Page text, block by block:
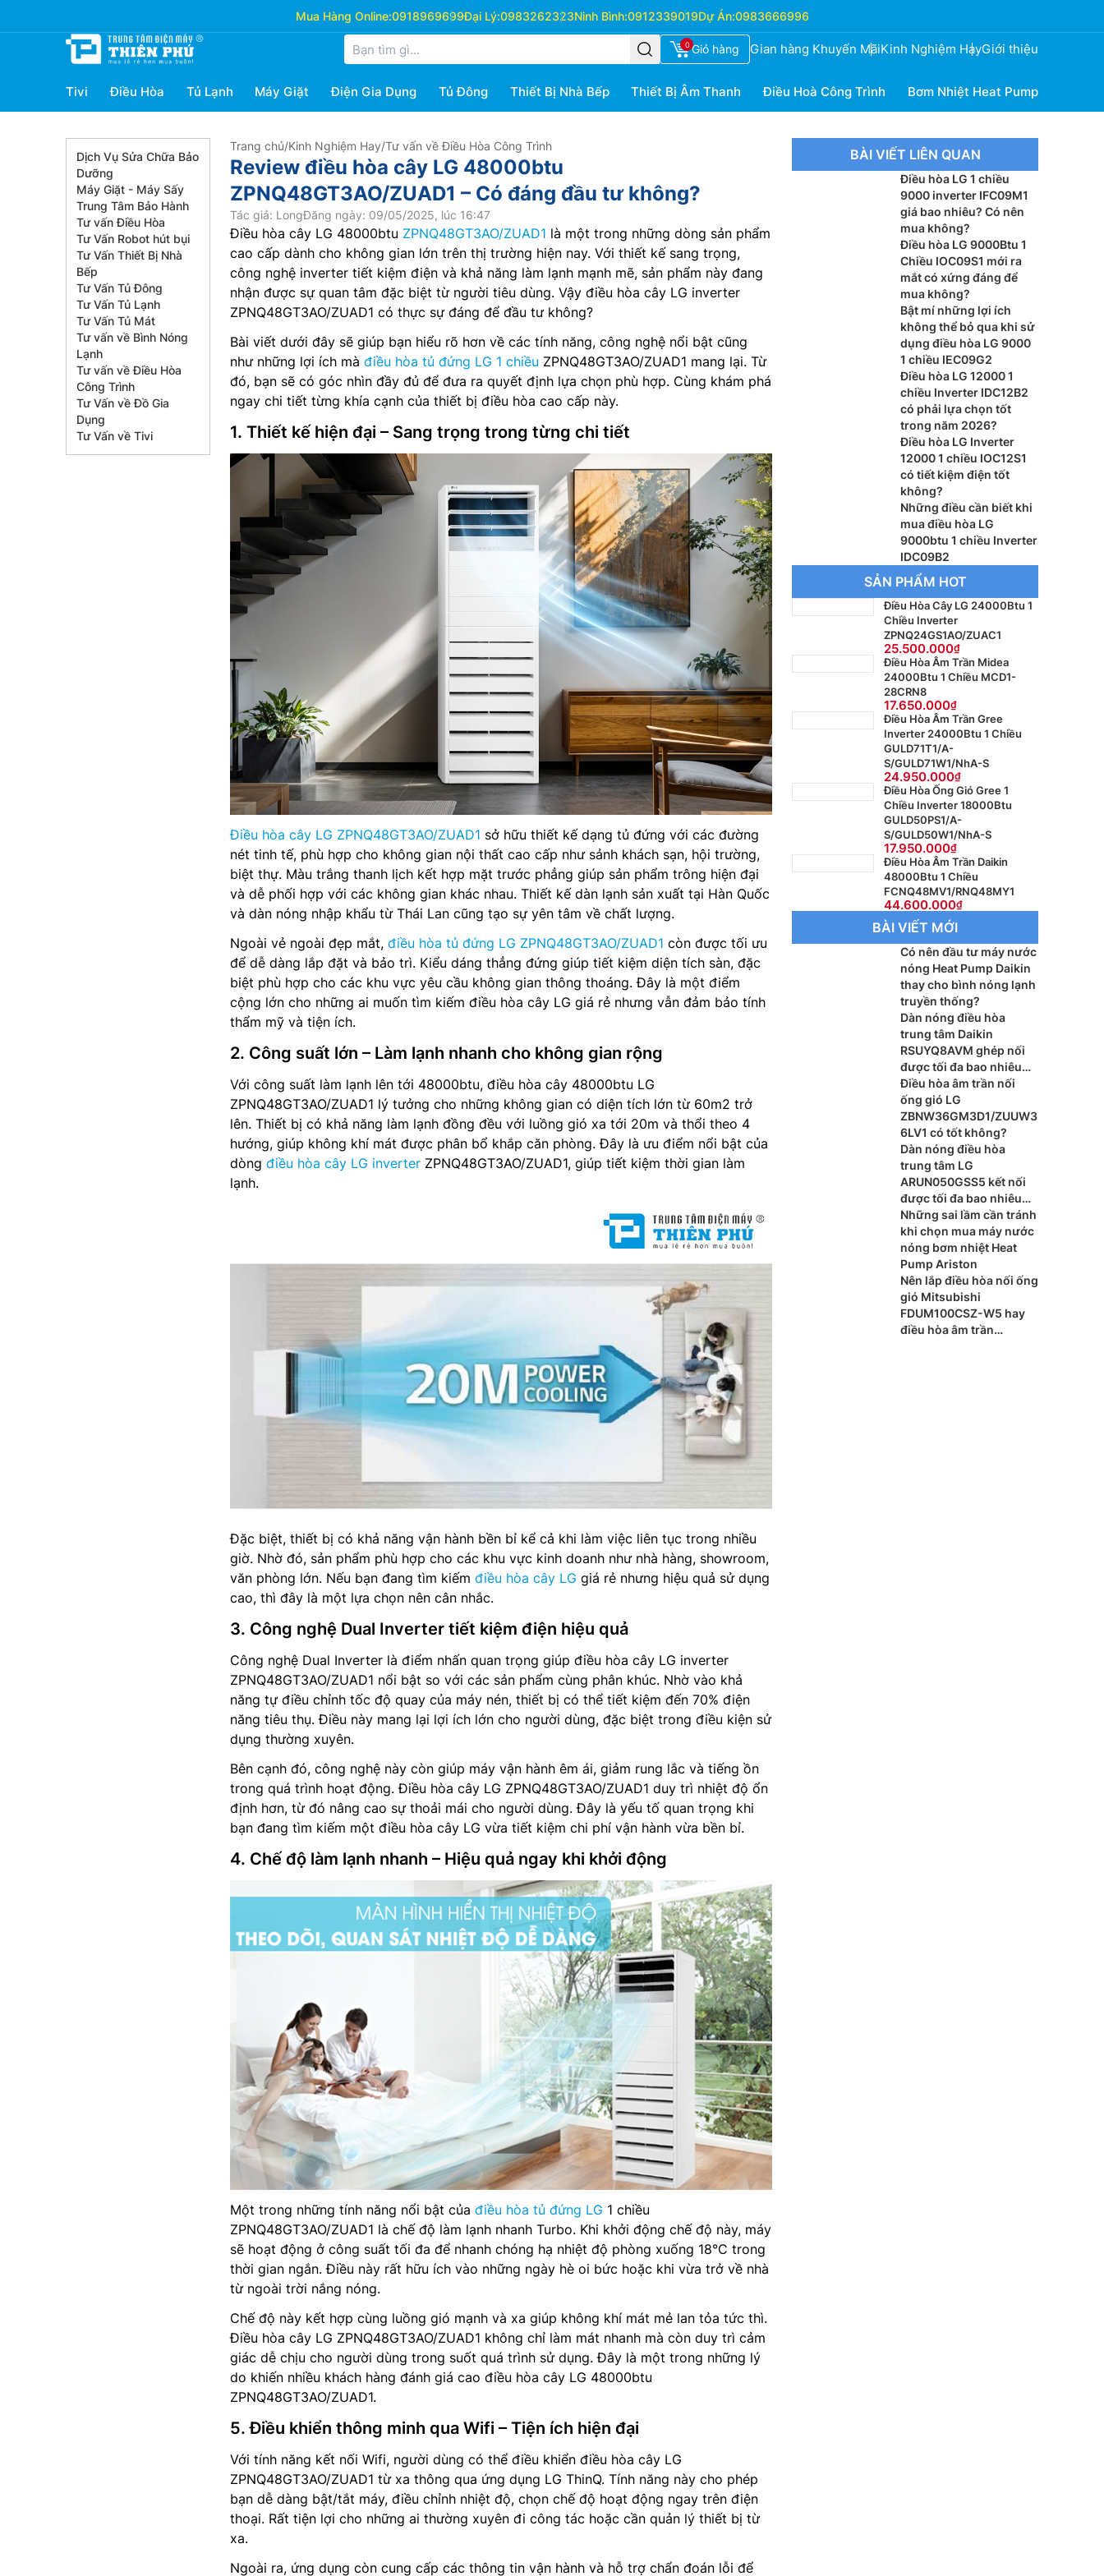
Mua Hàng Online:0918969699Đại Lý:0983262323Ninh Bình:0912339019Dự Án:0983666996
0 Giỏ hàng Gian hàng Khuyến MãiKinh Nghiệm HayGiới thiệu
Tivi Điều Hòa Tủ Lạnh Máy Giặt Điện Gia Dụng Tủ Đông Thiết Bị Nhà Bếp Thiết Bị Âm Thanh Điều Hoà Công Trình Bơm Nhiệt Heat Pump
Dịch Vụ Sửa Chữa Bảo
Dưỡng
Máy Giặt - Máy Sấy
Trung Tâm Bảo Hành
Tư vấn Điều Hòa
Tư Vấn Robot hút bụi
Tư Vấn Thiết Bị Nhà
Bếp
Tư Vấn Tủ Đông
Tư Vấn Tủ Lạnh
Tư Vấn Tủ Mát
Tư vấn về Bình Nóng
Lạnh
Tư vấn về Điều Hòa
Công Trình
Tư Vấn về Đồ Gia
Dụng
Tư Vấn về Tivi
Trang chủ/Kinh Nghiệm Hay/Tư vấn về Điều Hòa Công Trình
Review điều hòa cây LG 48000btu
ZPNQ48GT3AO/ZUAD1 – Có đáng đầu tư không?
Tác giả: LongĐăng ngày: 09/05/2025, lúc 16:47
Điều hòa cây LG 48000btu ZPNQ48GT3AO/ZUAD1 là một trong những dòng sản phẩm
cao cấp dành cho không gian lớn trên thị trường hiện nay. Với thiết kế sang trọng,
công nghệ inverter tiết kiệm điện và khả năng làm lạnh mạnh mẽ, sản phẩm này đang
nhận được sự quan tâm đặc biệt từ người tiêu dùng. Vậy điều hòa cây LG inverter
ZPNQ48GT3AO/ZUAD1 có thực sự đáng để đầu tư không?
Bài viết dưới đây sẽ giúp bạn hiểu rõ hơn về các tính năng, công nghệ nổi bật cũng
như những lợi ích mà điều hòa tủ đứng LG 1 chiều ZPNQ48GT3AO/ZUAD1 mang lại. Từ
đó, bạn sẽ có góc nhìn đầy đủ để đưa ra quyết định lựa chọn phù hợp. Cùng khám phá
ngay chi tiết từng khía cạnh của thiết bị điều hòa cao cấp này.
1. Thiết kế hiện đại – Sang trọng trong từng chi tiết
Điều hòa cây LG ZPNQ48GT3AO/ZUAD1 sở hữu thiết kế dạng tủ đứng với các đường
nét tinh tế, phù hợp cho không gian nội thất cao cấp như sảnh khách sạn, hội trường,
biệt thự. Màu trắng thanh lịch kết hợp mặt trước phẳng giúp sản phẩm trông hiện đại
và dễ phối hợp với các không gian khác nhau. Thiết kế dàn lạnh sản xuất tại Hàn Quốc
và dàn nóng nhập khẩu từ Thái Lan cũng tạo sự yên tâm về chất lượng.
Ngoài vẻ ngoài đẹp mắt, điều hòa tủ đứng LG ZPNQ48GT3AO/ZUAD1 còn được tối ưu
để dễ dàng lắp đặt và bảo trì. Kiểu dáng thẳng đứng giúp tiết kiệm diện tích sàn, đặc
biệt phù hợp cho các khu vực yêu cầu không gian thông thoáng. Đây là một điểm
cộng lớn cho những ai muốn tìm kiếm điều hòa cây LG giá rẻ nhưng vẫn đảm bảo tính
thẩm mỹ và tiện ích.
2. Công suất lớn – Làm lạnh nhanh cho không gian rộng
Với công suất làm lạnh lên tới 48000btu, điều hòa cây 48000btu LG
ZPNQ48GT3AO/ZUAD1 lý tưởng cho những không gian có diện tích lớn từ 60m2 trở
lên. Thiết bị có khả năng làm lạnh đồng đều với luồng gió xa tới 20m và thổi theo 4
hướng, giúp không khí mát được phân bổ khắp căn phòng. Đây là ưu điểm nổi bật của
dòng điều hòa cây LG inverter ZPNQ48GT3AO/ZUAD1, giúp tiết kiệm thời gian làm
lạnh.
Đặc biệt, thiết bị có khả năng vận hành bền bỉ kể cả khi làm việc liên tục trong nhiều
giờ. Nhờ đó, sản phẩm phù hợp cho các khu vực kinh doanh như nhà hàng, showroom,
văn phòng lớn. Nếu bạn đang tìm kiếm điều hòa cây LG giá rẻ nhưng hiệu quả sử dụng
cao, thì đây là một lựa chọn nên cân nhắc.
3. Công nghệ Dual Inverter tiết kiệm điện hiệu quả
Công nghệ Dual Inverter là điểm nhấn quan trọng giúp điều hòa cây LG inverter
ZPNQ48GT3AO/ZUAD1 nổi bật so với các sản phẩm cùng phân khúc. Nhờ vào khả
năng tự điều chỉnh tốc độ quay của máy nén, thiết bị có thể tiết kiệm đến 70% điện
năng tiêu thụ. Điều này mang lại lợi ích lớn cho người dùng, đặc biệt trong điều kiện sử
dụng thường xuyên.
Bên cạnh đó, công nghệ này còn giúp máy vận hành êm ái, giảm rung lắc và tiếng ồn
trong quá trình hoạt động. Điều hòa cây LG ZPNQ48GT3AO/ZUAD1 duy trì nhiệt độ ổn
định hơn, từ đó nâng cao sự thoải mái cho người dùng. Đây là yếu tố quan trọng khi
bạn đang tìm kiếm một điều hòa cây LG vừa tiết kiệm chi phí vận hành vừa bền bỉ.
4. Chế độ làm lạnh nhanh – Hiệu quả ngay khi khởi động
Một trong những tính năng nổi bật của điều hòa tủ đứng LG 1 chiều
ZPNQ48GT3AO/ZUAD1 là chế độ làm lạnh nhanh Turbo. Khi khởi động chế độ này, máy
sẽ hoạt động ở công suất tối đa để nhanh chóng hạ nhiệt độ phòng xuống 18°C trong
thời gian ngắn. Điều này rất hữu ích vào những ngày hè oi bức hoặc khi vừa trở về nhà
từ ngoài trời nắng nóng.
Chế độ này kết hợp cùng luồng gió mạnh và xa giúp không khí mát mẻ lan tỏa tức thì.
Điều hòa cây LG ZPNQ48GT3AO/ZUAD1 không chỉ làm mát nhanh mà còn duy trì cảm
giác dễ chịu cho người dùng trong suốt quá trình sử dụng. Đây là một trong những lý
do khiến nhiều khách hàng đánh giá cao điều hòa cây LG 48000btu
ZPNQ48GT3AO/ZUAD1.
5. Điều khiển thông minh qua Wifi – Tiện ích hiện đại
Với tính năng kết nối Wifi, người dùng có thể điều khiển điều hòa cây LG
ZPNQ48GT3AO/ZUAD1 từ xa thông qua ứng dụng LG ThinQ. Tính năng này cho phép
bạn dễ dàng bật/tắt máy, điều chỉnh nhiệt độ, chọn chế độ hoạt động ngay trên điện
thoại. Rất tiện lợi cho những ai thường xuyên đi công tác hoặc cần quản lý thiết bị từ
xa.
Ngoài ra, ứng dụng còn cung cấp các thông tin vận hành và hỗ trợ chẩn đoán lỗi để
BÀI VIẾT LIÊN QUAN
Điều hòa LG 1 chiều
9000 inverter IFC09M1
giá bao nhiêu? Có nên
mua không?
Điều hòa LG 9000Btu 1
Chiều IOC09S1 mới ra
mắt có xứng đáng để
mua không?
Bật mí những lợi ích
không thể bỏ qua khi sử
dụng điều hòa LG 9000
1 chiều IEC09G2
Điều hòa LG 12000 1
chiều Inverter IDC12B2
có phải lựa chọn tốt
trong năm 2026?
Điều hòa LG Inverter
12000 1 chiều IOC12S1
có tiết kiệm điện tốt
không?
Những điều cần biết khi
mua điều hòa LG
9000btu 1 chiều Inverter
IDC09B2
SẢN PHẨM HOT
Điều Hòa Cây LG 24000Btu 1
Chiều Inverter
ZPNQ24GS1AO/ZUAC1
25.500.000
Điều Hòa Âm Trần Midea
24000Btu 1 Chiều MCD1-
28CRN8
17.650.000
Điều Hòa Âm Trần Gree
Inverter 24000Btu 1 Chiều
GULD71T1/A-
S/GULD71W1/NhA-S
24.950.000
Điều Hòa Ống Gió Gree 1
Chiều Inverter 18000Btu
GULD50PS1/A-
S/GULD50W1/NhA-S
17.950.000
Điều Hòa Âm Trần Daikin
48000Btu 1 Chiều
FCNQ48MV1/RNQ48MY1
44.600.000
BÀI VIẾT MỚI
Có nên đầu tư máy nước
nóng Heat Pump Daikin
thay cho bình nóng lạnh
truyền thống?
Dàn nóng điều hòa
trung tâm Daikin
RSUYQ8AVM ghép nối
được tối đa bao nhiêu
dàn lạnh?
Điều hòa âm trần nối
ống gió LG
ZBNW36GM3D1/ZUUW3
6LV1 có tốt không?
Dàn nóng điều hòa
trung tâm LG
ARUN050GSS5 kết nối
được tối đa bao nhiêu
dàn lạnh?
Những sai lầm cần tránh
khi chọn mua máy nước
nóng bơm nhiệt Heat
Pump Ariston
Nên lắp điều hòa nối ống
gió Mitsubishi
FDUM100CSZ-W5 hay
điều hòa âm trần